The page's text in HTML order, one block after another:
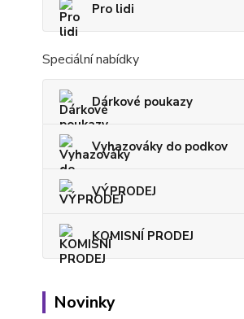
Pro lidi
Speciální nabídky
Dárkové poukazy
Vyhazováky do podkov
VÝPRODEJ
KOMISNÍ PRODEJ
Novinky